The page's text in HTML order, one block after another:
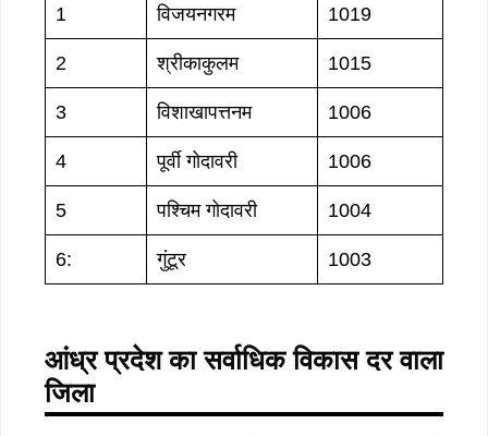
1 विजयनगरम 1019
2 श्रीकाकुलम 1015
3 विशाखापत्तनम 1006
4 पूर्वी गोदावरी 1006
5 पश्चिम गोदावरी 1004
6: गुंटूर 1003
आंध्र प्रदेश का सर्वाधिक विकास दर वाला
जिला